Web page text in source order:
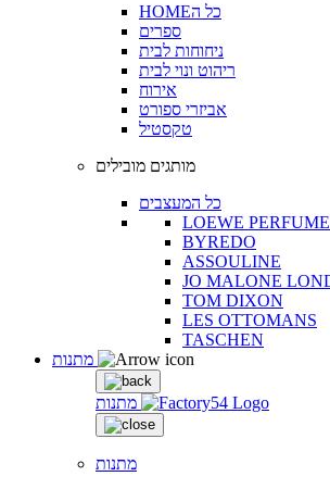
HOMEכל ה
ספרים
ניחוחות לבית
ריהוט ונוי לבית
אירוח
אביזרי ספורט
טקסטיל
מותגים מובילים
כל המעצבים
LOEWE
BYREDO
ASSOULINE
JO MALONE
TOM DIXON
LES OTTOMANS
TASCHEN
מתנות
מתנות